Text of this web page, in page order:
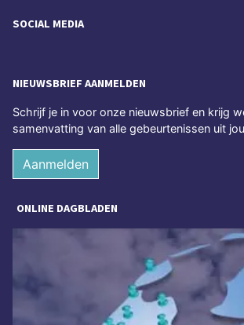
SOCIAL MEDIA
NIEUWSBRIEF AANMELDEN
Schrijf je in voor onze nieuwsbrief en krijg
samenvatting van alle gebeurtenissen uit
Aanmelden
ONLINE DAGBLADEN